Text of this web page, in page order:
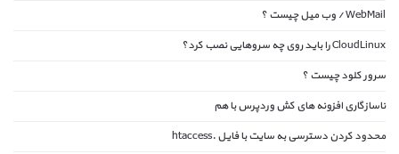
WebMail / وب میل چیست ؟
CloudLinux را باید روی چه سروهایی نصب کرد؟
سرور کلود چیست ؟
ناسازگاری افزونه های کش وردپرس با هم
محدود کردن دسترسی به سایت با فایل .htaccess